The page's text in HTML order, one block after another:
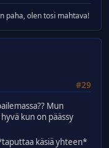
paha, olen tosi mahtava!
#29
Mun
kun on päässy
käsiä yhteen*